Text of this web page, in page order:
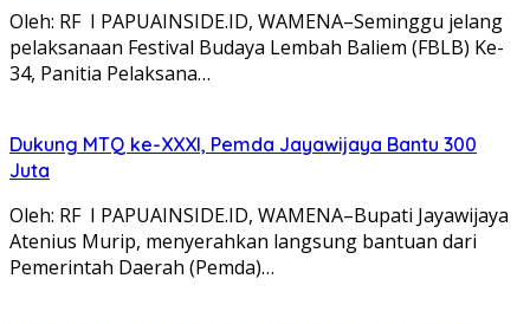
Oleh: RF I PAPUAINSIDE.ID, WAMENA–Seminggu jelang
pelaksanaan Festival Budaya Lembah Baliem (FBLB) Ke-
34, Panitia Pelaksana…
Dukung MTQ ke-XXXI, Pemda Jayawijaya Bantu 300
Juta
Oleh: RF I PAPUAINSIDE.ID, WAMENA–Bupati Jayawijaya
Atenius Murip, menyerahkan langsung bantuan dari
Pemerintah Daerah (Pemda)…